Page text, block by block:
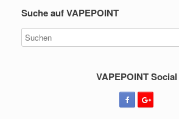
Suche auf VAPEPOINT
VAPEPOINT Social